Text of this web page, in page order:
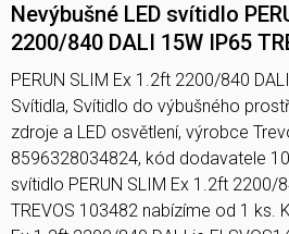
Nevýbušné LED svítidlo
2200/840 DALI 15W IP65
PERUN SLIM Ex 1.2ft 2200/840
Svítidla, Svítidlo do výbušného
zdroje a LED osvětlení, výrobce
8596328034824, kód dodavatele
svítidlo PERUN SLIM Ex 1.2ft 2200/
TREVOS 103482 nabízíme od 1 ks.